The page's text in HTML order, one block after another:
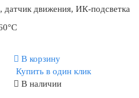
датчик движения, ИК-подсветка
В корзину
Купить в один клик
В наличии